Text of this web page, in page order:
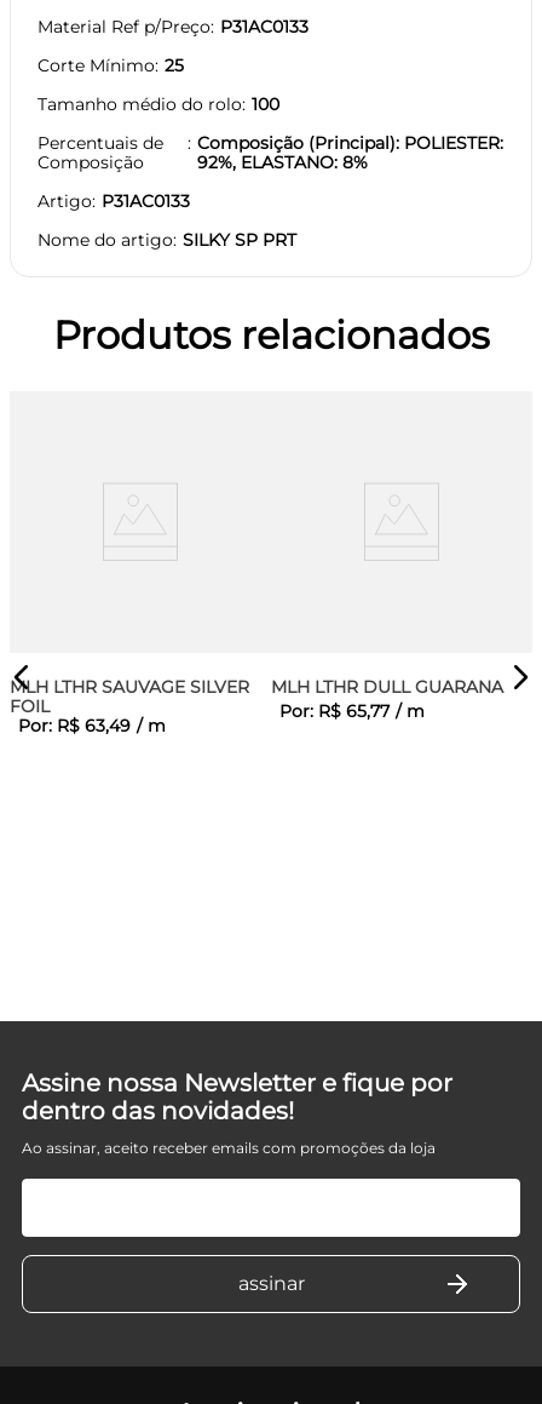
Material Ref p/Preço P31AC0133
Corte Mínimo 25
Tamanho médio do rolo 100
Percentuais de
Composição
Composição (Principal): POLIESTER:
92%, ELASTANO: 8%
Artigo P31AC0133
Nome do artigo SILKY SP PRT
Produtos relacionados
MLH LTHR SAUVAGE SILVER
FOIL
Por: R$ 63,49 / m
MLH LTHR DULL GUARANA
Por: R$ 65,77 / m
Assine nossa Newsletter e fique por
dentro das novidades!
Ao assinar, aceito receber emails com promoções da loja